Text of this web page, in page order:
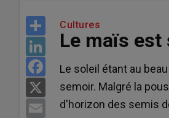
Share
LinkedIn
Facebook
Email
Cultures
Le maïs est
Le soleil étant au
semoir. Malgré la
d'horizon des semis